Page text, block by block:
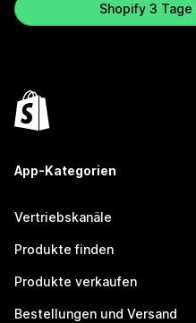
Shopify 3
App-Kategorien
Vertriebskanäle
Produkte finden
Produkte verkaufen
Bestellungen und Versand